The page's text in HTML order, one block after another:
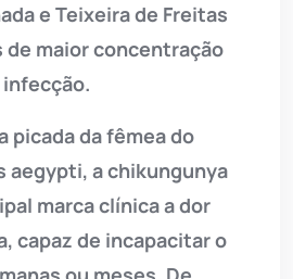
e Teixeira de Freitas
maior concentração
picada da fêmea do
aegypti, a chikungunya
marca clínica a dor
capaz de incapacitar o